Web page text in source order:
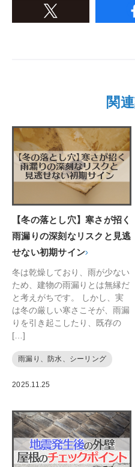
関
【冬の落とし穴】寒さが招く
雨漏りの深刻なリスクと見逃
せない初期サイン
冬は乾燥しており、雨が少ない
ため、建物の雨漏りとは無縁だ
と考えがちです。 しかし、実
は冬の厳しい寒さこそが、雨漏
りを引き起こしたり、既存の
[…]
雨漏り、防水、シーリング
2025.11.25